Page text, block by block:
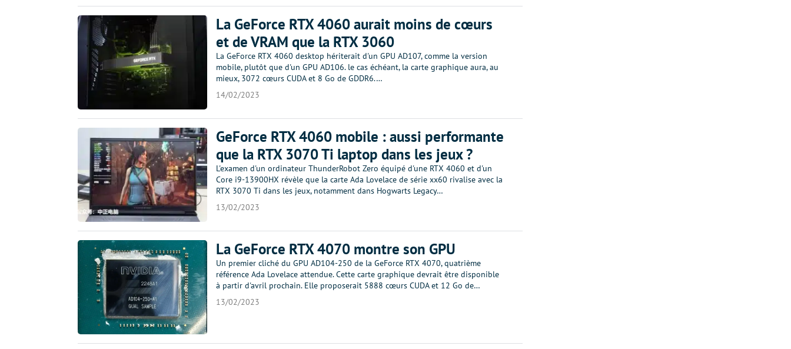
La GeForce RTX 4060 aurait moins de cœurs
et de VRAM que la RTX 3060
La GeForce RTX 4060 desktop hériterait d'un GPU AD107, comme la version
mobile, plutôt que d'un GPU AD106. le cas échéant, la carte graphique aura, au
mieux, 3072 cœurs CUDA et 8 Go de GDDR6.…
14/02/2023
GeForce RTX 4060 mobile : aussi performante
que la RTX 3070 Ti laptop dans les jeux ?
L'examen d'un ordinateur ThunderRobot Zero équipé d'une RTX 4060 et d'un
Core i9-13900HX révèle que la carte Ada Lovelace de série xx60 rivalise avec la
RTX 3070 Ti dans les jeux, notamment dans Hogwarts Legacy…
13/02/2023
La GeForce RTX 4070 montre son GPU
Un premier cliché du GPU AD104-250 de la GeForce RTX 4070, quatrième
référence Ada Lovelace attendue. Cette carte graphique devrait être disponible
à partir d'avril prochain. Elle proposerait 5888 cœurs CUDA et 12 Go de…
13/02/2023